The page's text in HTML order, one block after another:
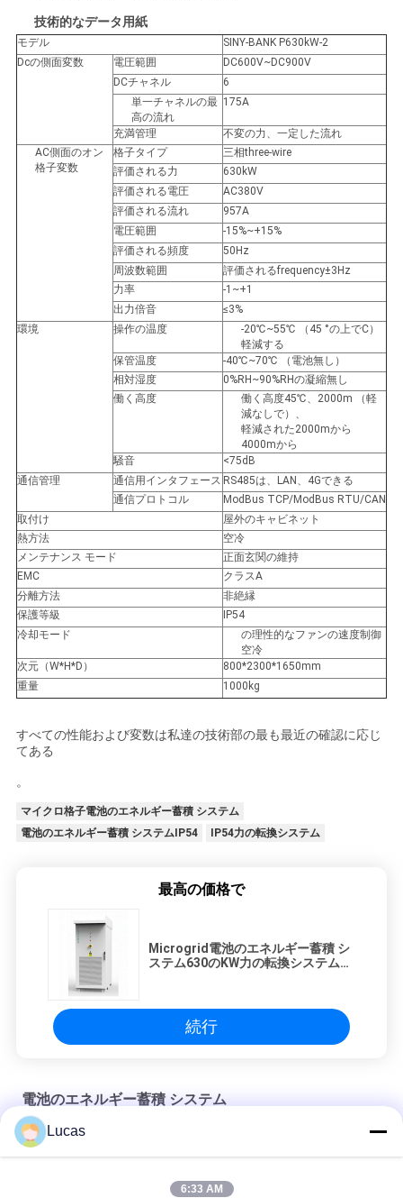
技術的なデータ用紙
モデル
SINY-BANK P630kW-2
Dcの側面変数
電圧範囲
DC600V~DC900V
DCチャネル
6
単一チャネルの最
高の流れ
175A
充満管理
不変の力、一定した流れ
AC側面のオン
格子変数
格子タイプ
三相three-wire
評価される力
630kW
評価される電圧
AC380V
評価される流れ
957A
電圧範囲
-15%~+15%
評価される頻度
50Hz
周波数範囲
評価されるfrequency±3Hz
力率
-1~+1
出力倍音
≤3%
環境
操作の温度
-20℃~55℃ （45 °の上でC）
軽減する
保管温度
-40℃~70℃ （電池無し）
相対湿度
0%RH~90%RHの凝縮無し
働く高度
働く高度45℃、2000m （軽
減なしで）、
軽減された2000mから
4000mから
騒音
<75dB
通信管理
通信用インタフェース RS485は、LAN、4Gできる
通信プロトコル
ModBus TCP/ModBus RTU/CAN
取付け
屋外のキャビネット
熱方法
空冷
メンテナンス モード
正面玄関の維持
EMC
クラスA
分離方法
非絶縁
保護等級
IP54
冷却モード
の理性的なファンの速度制御
空冷
次元（W*H*D）
800*2300*1650mm
重量
1000kg
すべての性能および変数は私達の技術部の最も最近の確認に応じ
てある
。
マイクロ格子電池のエネルギー蓄積 システム
電池のエネルギー蓄積 システムIP54
IP54力の転換システム
最高の価格で
Microgrid電池のエネルギー蓄積 シ
ステム630のKW力の転換システム屋
続行
電池のエネルギー蓄積 システム
630kW 1260kWh電池のエネルギー蓄積 システム三相DC600V-
DC900V
280KW電池のエネルギー蓄積 システムIP20力の転換のシステ
Lucas
6:33 AM